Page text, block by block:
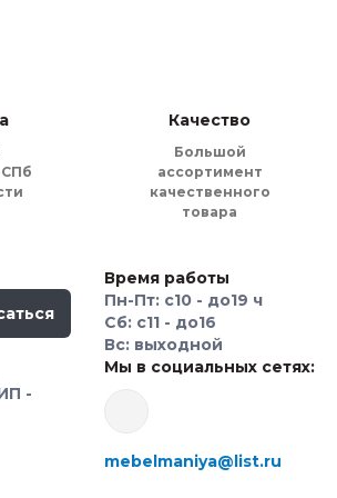
это мебельный аксессуар может
с мебелью, хотя на кнопку совсем
выбирайте ручки в форме
сами за себя: они тонкие, изящные,
в старинном стиле, то подойдут
особую атмосферу тех веков.
способов декоративной отделки по-
вытесняет собой такие варианты
СПб
Качество
Большой
ассортимент
качественного
товара
-
Время работы
Пн-Пт: с10 - до19 ч
Сб: с11 - до16
Вс: выходной
Мы в социальных сетях:
mebelmaniya@list.ru